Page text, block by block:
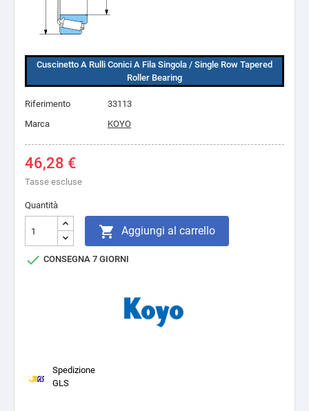
Cuscinetto A Rulli Conici A Fila Singola / Single Row Tapered
Roller Bearing
Riferimento
33113
Marca
KOYO
46,28 €
Tasse escluse
Quantità
 Aggiungi al carrello
 CONSEGNA 7 GIORNI
Spedizione
GLS